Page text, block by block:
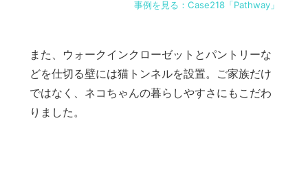
事例を見る：Case218「Pathway」
また、ウォークインクローゼットとパントリーな
どを仕切る壁には猫トンネルを設置。ご家族だけ
ではなく、ネコちゃんの暮らしやすさにもこだわ
りました。